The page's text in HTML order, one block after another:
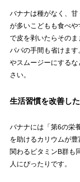
バナナは種がなく、
が多いこどもも食べ
で皮を剥いたらその
パパの手間も省けま
やスムージーにする
さい。
生活習慣を改善し
バナナには「第6の栄
を助けるカリウムが
関わるビタミンB群も
人にぴったりです。